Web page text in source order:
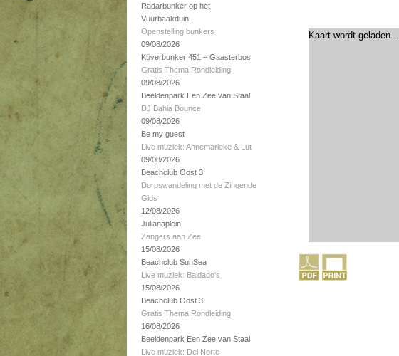
Radarbunker op het
Vuurbaakduin.
Openstelling bunkers
09/08/2026
Küverbunker 451 – Gaasterbos
Gratis Thema Rondleiding
09/08/2026
Beeldenpark Een Zee van Staal
DJ Bahia Bounce
09/08/2026
Be my guest
Live muziek: Annemarieke & Lut
09/08/2026
Beachclub Oost 3
Dorpswandeling met de Zingende
Gids
12/08/2026
Julianaplein
Zangers aan Zee
15/08/2026
Beachclub SunSea
Live muziek: Baldado's
15/08/2026
Beachclub Oost 3
Gratis Thema Rondleiding
16/08/2026
Beeldenpark Een Zee van Staal
Live muziek: Del Norte
Kaart wordt geladen...